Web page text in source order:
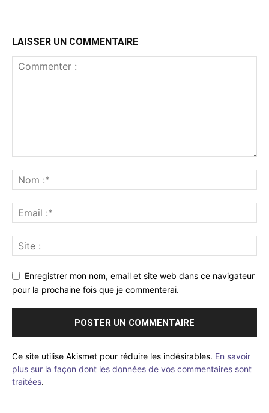
LAISSER UN COMMENTAIRE
Enregistrer mon nom, email et site web dans ce navigateur
pour la prochaine fois que je commenterai.
Ce site utilise Akismet pour réduire les indésirables. En savoir
plus sur la façon dont les données de vos commentaires sont
traitées.